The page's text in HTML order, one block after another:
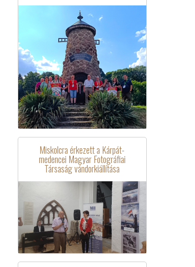
Miskolcra érkezett a Kárpát-
medencei Magyar Fotográfiai
Társaság vándorkiállítása